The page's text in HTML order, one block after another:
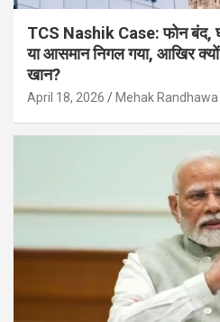
TCS Nashik Case: फोन बंद,
या आसमान निगल गया, आखिर
खान?
April 18, 2026 Mehak Randhawa